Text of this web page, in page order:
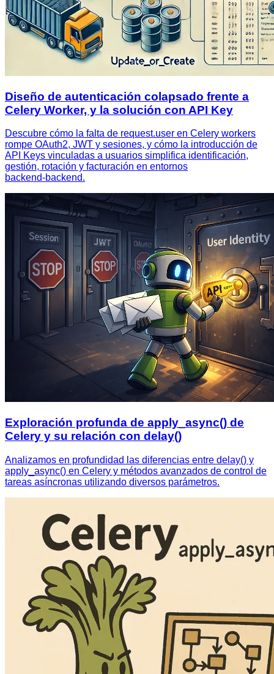
Diseño de autenticación colapsado frente a
Celery Worker, y la solución con API Key
Descubre cómo la falta de request.user en Celery workers
rompe OAuth2, JWT y sesiones, y cómo la introducción de
API Keys vinculadas a usuarios simplifica identificación,
gestión, rotación y facturación en entornos
backend‑backend.
Exploración profunda de apply_async() de
Celery y su relación con delay()
Analizamos en profundidad las diferencias entre delay() y
apply_async() en Celery y métodos avanzados de control de
tareas asíncronas utilizando diversos parámetros.